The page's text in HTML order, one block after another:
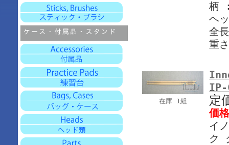
柄
ヘ
全
重
在庫 1組
IP-
価
イ
ク